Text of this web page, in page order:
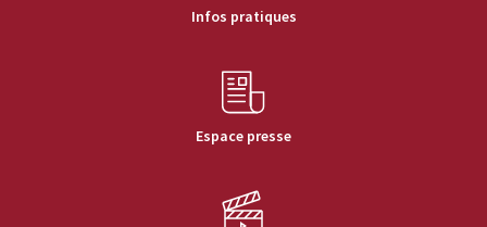
Infos pratiques
Espace presse